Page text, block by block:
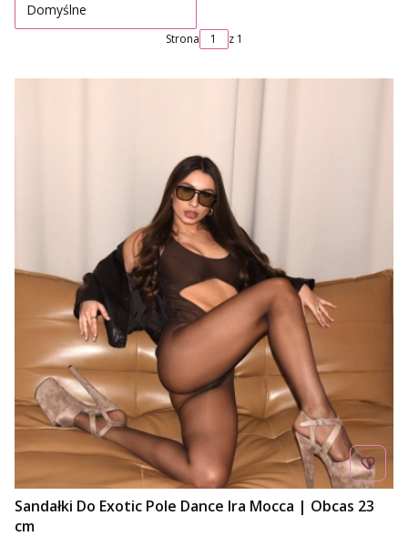
Domyślne
Strona z 1
Sandałki Do Exotic Pole Dance Ira Mocca | Obcas 23
cm